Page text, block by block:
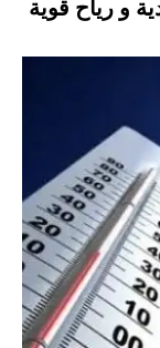
و رياح قوية